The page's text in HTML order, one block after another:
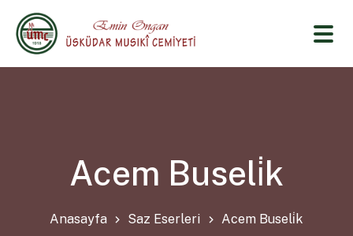
Acem Buseli̇k
Anasayfa Saz Eserleri Acem Buseli̇k